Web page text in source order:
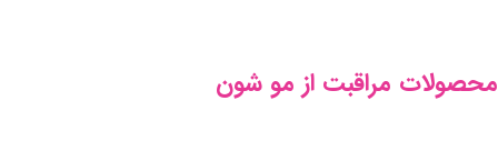
محصولات مراقبت از مو شون